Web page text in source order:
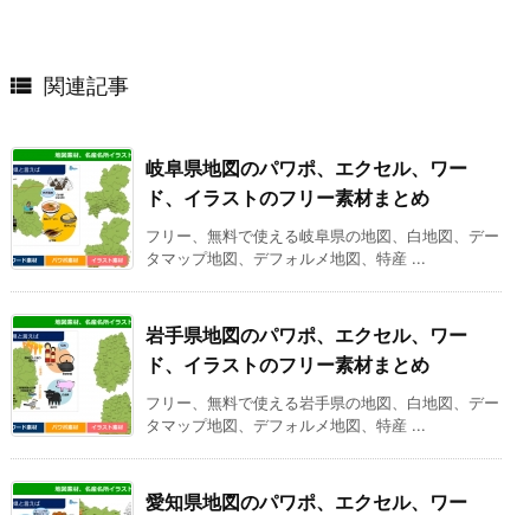
 関連記事
岐阜県地図のパワポ、エクセル、ワー
ド、イラストのフリー素材まとめ
フリー、無料で使える岐阜県の地図、白地図、デー
タマップ地図、デフォルメ地図、特産 ...
岩手県地図のパワポ、エクセル、ワー
ド、イラストのフリー素材まとめ
フリー、無料で使える岩手県の地図、白地図、デー
タマップ地図、デフォルメ地図、特産 ...
愛知県地図のパワポ、エクセル、ワー